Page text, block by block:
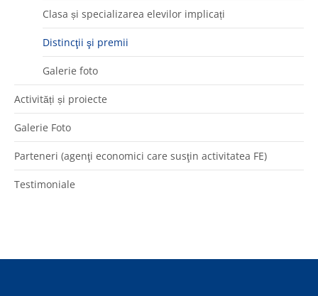
Clasa și specializarea elevilor implicați
Distincţii şi premii
Galerie foto
Activități și proiecte
Galerie Foto
Parteneri (agenţi economici care susţin activitatea FE)
Testimoniale